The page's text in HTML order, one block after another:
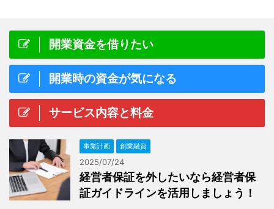
開業資金を借りたい
開業時の資金が気になる
サービス内容と料金
事業計画 創業融資
2025/07/24
経営者保証を外したいなら経営者保
証ガイドラインを活用しましょう！